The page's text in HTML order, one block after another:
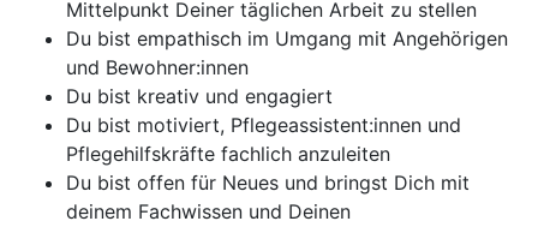
Mittelpunkt Deiner täglichen Arbeit zu stellen
Du bist empathisch im Umgang mit Angehörigen
und Bewohner:innen
Du bist kreativ und engagiert
Du bist motiviert, Pflegeassistent:innen und
Pflegehilfskräfte fachlich anzuleiten
Du bist offen für Neues und bringst Dich mit
deinem Fachwissen und Deinen